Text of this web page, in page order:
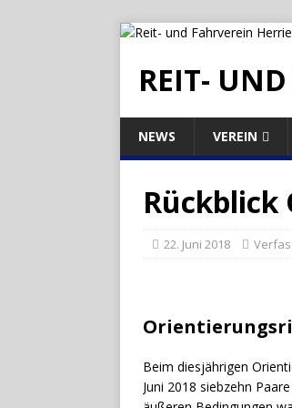
REIT-
NEWS VEREIN
22. Juni 2018
Beim diesjährigen
Juni 2018 siebzehn